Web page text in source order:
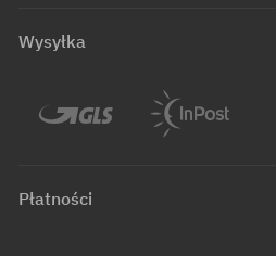
Wysyłka
Płatności